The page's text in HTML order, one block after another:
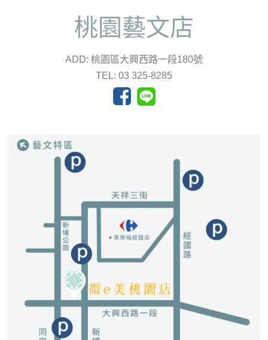
桃園藝文店
ADD: 桃園區大興西路一段180號
TEL: 03 325-8285